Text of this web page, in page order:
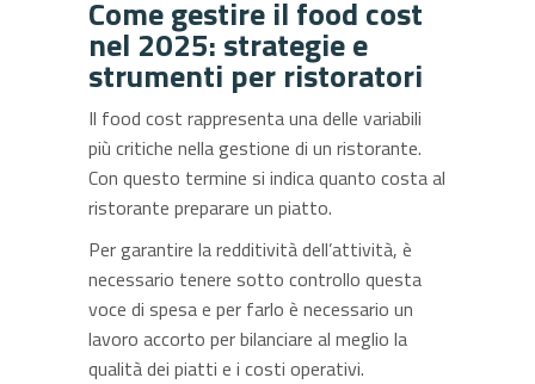
Come gestire il food cost
nel 2025: strategie e
strumenti per ristoratori
Il food cost rappresenta una delle variabili
più critiche nella gestione di un ristorante.
Con questo termine si indica quanto costa al
ristorante preparare un piatto.
Per garantire la redditività dell’attività, è
necessario tenere sotto controllo questa
voce di spesa e per farlo è necessario un
lavoro accorto per bilanciare al meglio la
qualità dei piatti e i costi operativi.